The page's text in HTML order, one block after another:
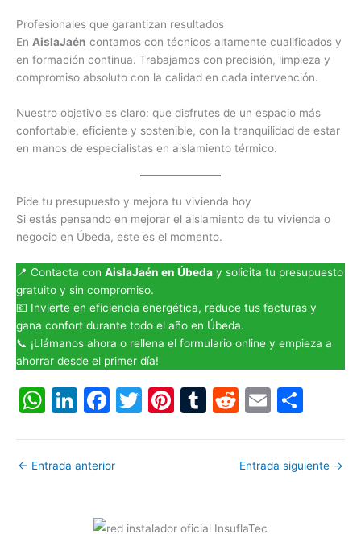
Profesionales que garantizan resultados
En AislaJaén contamos con técnicos altamente cualificados y
en formación continua. Trabajamos con precisión, limpieza y
compromiso absoluto con la calidad en cada intervención.
Nuestro objetivo es claro: que disfrutes de un espacio más
confortable, eficiente y sostenible, con la tranquilidad de estar
en manos de especialistas en aislamiento térmico.
Pide tu presupuesto y mejora tu vivienda hoy
Si estás pensando en mejorar el aislamiento de tu vivienda o
negocio en Úbeda, este es el momento.
📍 Contacta con AislaJaén en Úbeda y solicita tu presupuesto
gratuito y sin compromiso.
💶 Invierte en eficiencia energética, reduce tus facturas y
gana confort durante todo el año en Úbeda.
📞 ¡Llámanos ahora o rellena el formulario online y empieza a
ahorrar desde el primer día!
W
s
Li
e
F
e
T
Pi T
R
di
E
l
p
← Entrada anterior Entrada siguiente →